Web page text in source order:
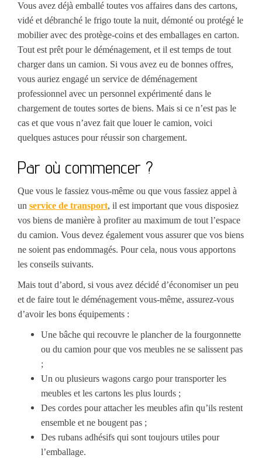
Vous avez déjà emballé toutes vos affaires dans des cartons,
vidé et débranché le frigo toute la nuit, démonté ou protégé le
mobilier avec des protège-coins et des emballages en carton.
Tout est prêt pour le déménagement, et il est temps de tout
charger dans un camion. Si vous avez eu de bonnes offres,
vous auriez engagé un service de déménagement
professionnel avec un personnel expérimenté dans le
chargement de toutes sortes de biens. Mais si ce n’est pas le
cas et que vous n’avez fait que louer le camion, voici
quelques astuces pour réussir son chargement.
Par où commencer ?
Que vous le fassiez vous-même ou que vous fassiez appel à
un service de transport, il est important que vous disposiez
vos biens de manière à profiter au maximum de tout l’espace
du camion. Vous devez également vous assurer que vos biens
ne soient pas endommagés. Pour cela, nous vous apportons
les conseils suivants.
Mais tout d’abord, si vous avez décidé d’économiser un peu
et de faire tout le déménagement vous-même, assurez-vous
d’avoir les bons équipements :
Une bâche qui recouvre le plancher de la fourgonnette
ou du camion pour que vos meubles ne se salissent pas
;
Un ou plusieurs wagons cargo pour transporter les
meubles et les cartons les plus lourds ;
Des cordes pour attacher les meubles afin qu’ils restent
ensemble et ne bougent pas ;
Des rubans adhésifs qui sont toujours utiles pour
l’emballage.